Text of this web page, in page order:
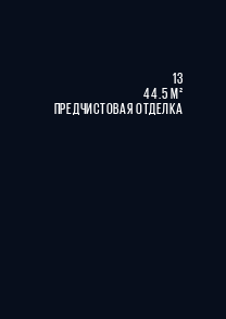
13
44.5 М²
ПРЕДЧИСТОВАЯ ОТДЕЛКА